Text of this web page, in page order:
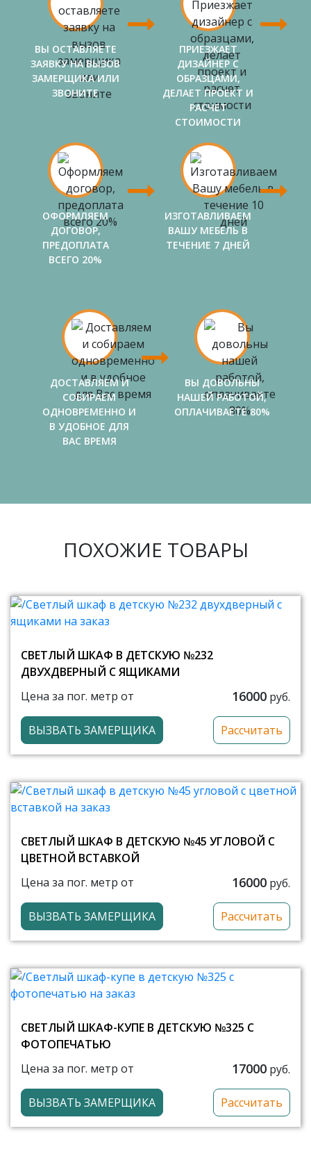
ВЫ ОСТАВЛЯЕТЕ
ЗАЯВКУ НА ВЫЗОВ
ЗАМЕРЩИКА ИЛИ
ЗВОНИТЕ
ПРИЕЗЖАЕТ
ДИЗАЙНЕР С
ОБРАЗЦАМИ,
ДЕЛАЕТ ПРОЕКТ И
РАСЧЕТ
СТОИМОСТИ
ОФОРМЛЯЕМ
ДОГОВОР,
ПРЕДОПЛАТА
ВСЕГО 20%
ИЗГОТАВЛИВАЕМ
ВАШУ МЕБЕЛЬ В
ТЕЧЕНИЕ 7 ДНЕЙ
ДОСТАВЛЯЕМ И
СОБИРАЕМ
ОДНОВРЕМЕННО И
В УДОБНОЕ ДЛЯ
ВАС ВРЕМЯ
ВЫ ДОВОЛЬНЫ
НАШЕЙ РАБОТОЙ,
ОПЛАЧИВАЕТЕ 80%
ПОХОЖИЕ ТОВАРЫ
СВЕТЛЫЙ ШКАФ В ДЕТСКУЮ №232
ДВУХДВЕРНЫЙ С ЯЩИКАМИ
Цена за пог. метр от
16000 руб.
ВЫЗВАТЬ ЗАМЕРЩИКА Рассчитать
СВЕТЛЫЙ ШКАФ В ДЕТСКУЮ №45 УГЛОВОЙ С
ЦВЕТНОЙ ВСТАВКОЙ
Цена за пог. метр от
16000 руб.
ВЫЗВАТЬ ЗАМЕРЩИКА Рассчитать
СВЕТЛЫЙ ШКАФ-КУПЕ В ДЕТСКУЮ №325 С
ФОТОПЕЧАТЬЮ
Цена за пог. метр от
17000 руб.
ВЫЗВАТЬ ЗАМЕРЩИКА Рассчитать